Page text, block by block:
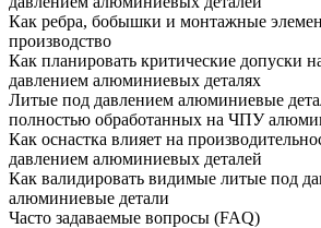
Как ребра, бобышки и монтажные
производство
Как планировать критические допуски
давлением алюминиевых деталях
Литые под давлением алюминиевые
полностью обработанных на ЧПУ
Как оснастка влияет на
давлением алюминиевых деталей
Как валидировать видимые литые под
алюминиевые детали
Часто задаваемые вопросы (FAQ)